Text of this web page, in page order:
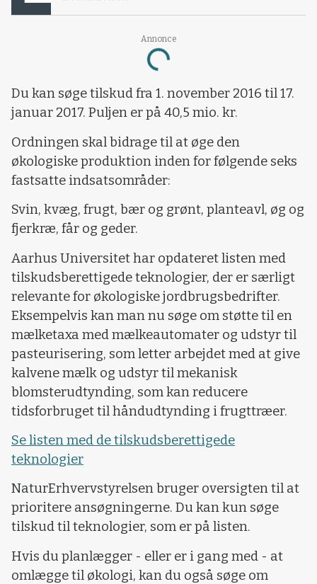
Annonce
Loading...
Du kan søge tilskud fra 1. november 2016 til 17.
januar 2017. Puljen er på 40,5 mio. kr.
Ordningen skal bidrage til at øge den
økologiske produktion inden for følgende seks
fastsatte indsatsområder:
Svin, kvæg, frugt, bær og grønt, planteavl, øg og
fjerkræ, får og geder.
Aarhus Universitet har opdateret listen med
tilskudsberettigede teknologier, der er særligt
relevante for økologiske jordbrugsbedrifter.
Eksempelvis kan man nu søge om støtte til en
mælketaxa med mælkeautomater og udstyr til
pasteurisering, som letter arbejdet med at give
kalvene mælk og udstyr til mekanisk
blomsterudtynding, som kan reducere
tidsforbruget til håndudtynding i frugttræer.
Se listen med de tilskudsberettigede
teknologier
NaturErhvervstyrelsen bruger oversigten til at
prioritere ansøgningerne. Du kan kun søge
tilskud til teknologier, som er på listen.
Hvis du planlægger - eller er i gang med - at
omlægge til økologi, kan du også søge om